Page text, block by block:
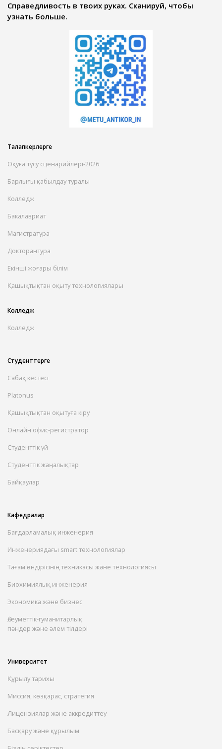
Справедливость в твоих руках. Сканируй, чтобы
узнать больше.
Талапкерлерге
Оқуға түсу сценарийлері-2026
Барлығы қабылдау туралы
Колледж
Бакалавриат
Магистратура
Докторантура
Екінші жоғары білім
Қашықтықтан оқыту технологиялары
Колледж
Колледж
Студенттерге
Сабақ кестесі
Platonus
Қашықтықтан оқытуға кіру
Онлайн офис-регистратор
Студенттік үй
Студенттік жаңалықтар
Байқаулар
Кафедралар
Бағдарламалық инженерия
Инженериядағы smart технологиялар
Тағам өндірісінің техникасы және технологиясы
Биохимиялық инженерия
Экономика және бизнес
Әлеуметтік-гуманитарлық
пәндер және әлем тілдері
Университет
Құрылу тарихы
Миссия, көзқарас, стратегия
Лицензиялар және аккредиттеу
Басқару және құрылым